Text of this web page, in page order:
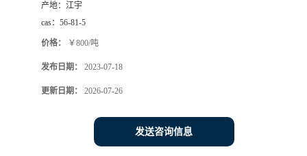
产地： 江宇
cas： 56-81-5
价格： ￥800/吨
发布日期： 2023-07-18
更新日期： 2026-07-26
发送咨询信息